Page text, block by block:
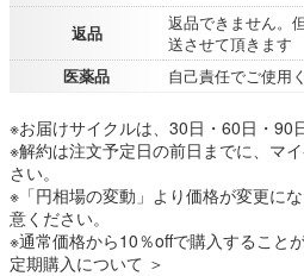
返品
返品できません。
送させて頂きます
医薬品
自己責任でご使用
※お届けサイクルは、30日・60日・90
※解約は注文予定日の前日までに、マ
さい。
※「円相場の変動」より価格が変更に
意ください。
※通常価格から10％offで購入することが
定期購入について ＞